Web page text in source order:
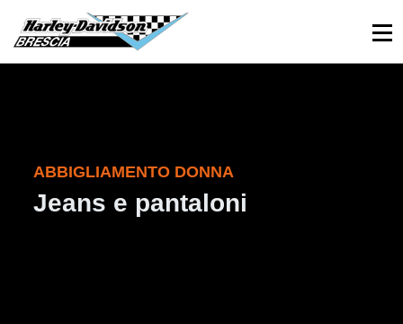
030 3366984 Viale Sant’Eufemia, 26 - Brescia
ABBIGLIAMENTO DONNA
Jeans e pantaloni